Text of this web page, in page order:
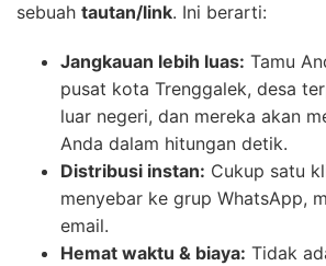
sebuah tautan/link. Ini berarti:
Jangkauan lebih luas: Tamu
pusat kota Trenggalek, desa
luar negeri, dan mereka akan
Anda dalam hitungan detik.
Distribusi instan: Cukup satu
menyebar ke grup WhatsApp,
email.
Hemat waktu & biaya: Tidak